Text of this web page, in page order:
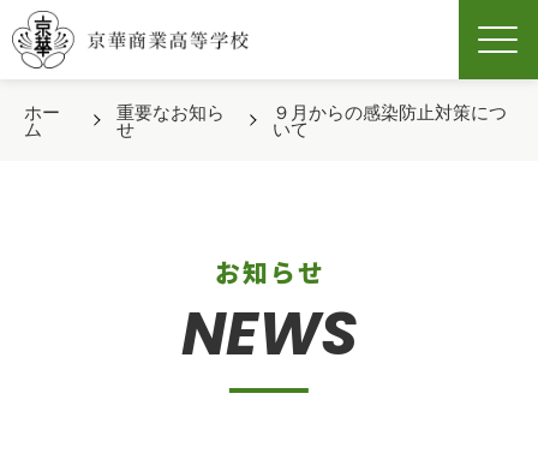
ホー
ム
重要なお知ら
せ
９月からの感染防止対策につ
いて
お知らせ
NEWS